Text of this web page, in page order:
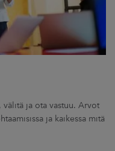
ja ota vastuu. Arvot
ja kaikessa mitä